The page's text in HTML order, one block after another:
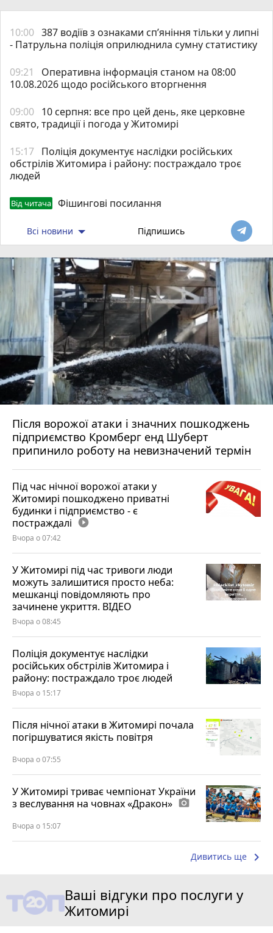
10:00 387 водіїв з ознаками сп’яніння тільки у липні
- Патрульна поліція оприлюднила сумну статистику
09:21
Оперативна інформація станом на 08:00
10.08.2026 щодо російського вторгнення
09:00 10 серпня: все про цей день, яке церковне
свято, традиції і погода у Житомирі
15:17 Поліція документує наслідки російських
обстрілів Житомира і району: постраждало троє
людей
Від читача Фішингові посилання
Всі новини Підпишись
Після ворожої атаки і значних пошкоджень
підприємство Кромберг енд Шуберт
припинило роботу на невизначений термін
Під час нічної ворожої атаки у
Житомирі пошкоджено приватні
будинки і підприємство - є
постраждалі play_circle_filled
Вчора о 07:42
У Житомирі під час тривоги люди
можуть залишитися просто неба:
мешканці повідомляють про
зачинене укриття. ВІДЕО
Вчора о 08:45
Поліція документує наслідки
російських обстрілів Житомира і
району: постраждало троє людей
Вчора о 15:17
Після нічної атаки в Житомирі почала
погіршуватися якість повітря
Вчора о 07:55
У Житомирі триває чемпіонат України
з веслування на човнах «Дракон» photo_camera
Вчора о 15:07
Дивитись ще keyboard_arrow_right
Ваші відгуки про послуги у
Житомирі